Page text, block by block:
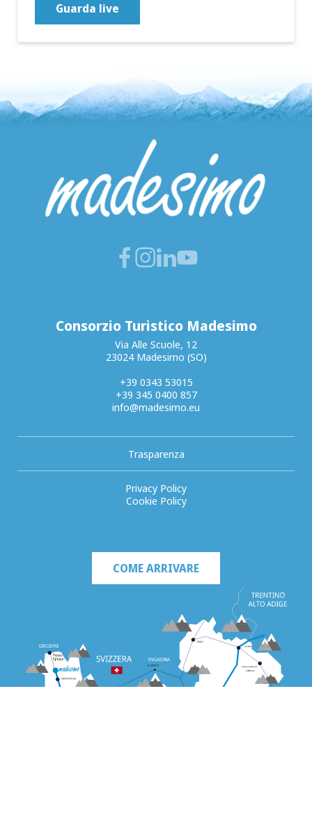
Guarda live
Consorzio Turistico Madesimo
Via Alle Scuole, 12
23024 Madesimo (SO)
+39 0343 53015
+39 345 0400 857
info@madesimo.eu
Trasparenza
Privacy Policy
Cookie Policy
COME ARRIVARE